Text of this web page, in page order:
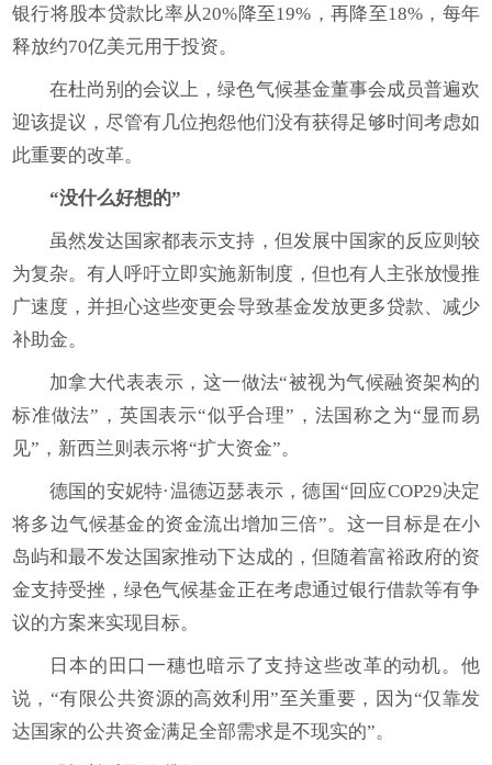
银行将股本贷款比率从20%降至19%，再降至18%，每年
释放约70亿美元用于投资。
在杜尚别的会议上，绿色气候基金董事会成员普遍欢
迎该提议，尽管有几位抱怨他们没有获得足够时间考虑如
此重要的改革。
“没什么好想的”
虽然发达国家都表示支持，但发展中国家的反应则较
为复杂。有人呼吁立即实施新制度，但也有人主张放慢推
广速度，并担心这些变更会导致基金发放更多贷款、减少
补助金。
加拿大代表表示，这一做法“被视为气候融资架构的
标准做法”，英国表示“似乎合理”，法国称之为“显而易
见”，新西兰则表示将“扩大资金”。
德国的安妮特·温德迈瑟表示，德国“回应COP29决定
将多边气候基金的资金流出增加三倍”。这一目标是在小
岛屿和最不发达国家推动下达成的，但随着富裕政府的资
金支持受挫，绿色气候基金正在考虑通过银行借款等有争
议的方案来实现目标。
日本的田口一穗也暗示了支持这些改革的动机。他
说，“有限公共资源的高效利用”至关重要，因为“仅靠发
达国家的公共资金满足全部需求是不现实的”。